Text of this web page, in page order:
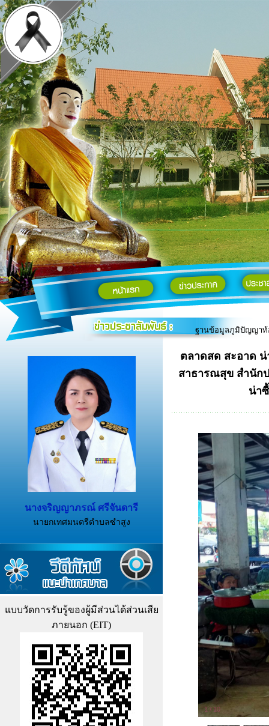
ประกาศช่องทางอิเล็
นางจริญญาภรณ์ ศรีจันดารี
นายกเทศมนตรีตำบลซำสูง
แบบวัดการรับรู้ของผู้มีส่วนได้ส่วนเสีย
ภายนอก (EIT)
ตลาดสด สะอาด
สาธารณสุข สำนัก
น่า
1 / 10